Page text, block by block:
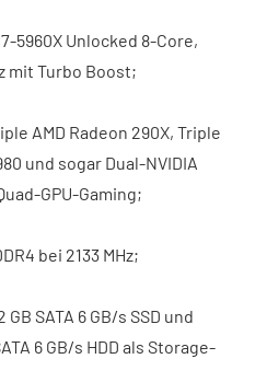
5960X Unlocked 8-Core,
mit Turbo Boost;
AMD Radeon 290X, Triple
und sogar Dual-NVIDIA
GPU-Gaming;
bei 2133 MHz;
SATA 6 GB/s SSD und
6 GB/s HDD als Storage-